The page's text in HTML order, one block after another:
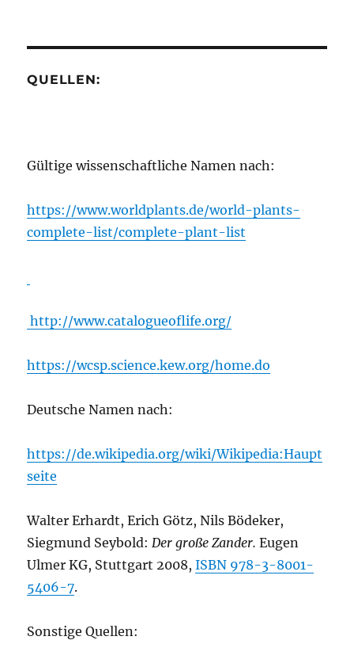
QUELLEN:
Gültige wissenschaftliche Namen nach:
https://www.worldplants.de/world-plants-
complete-list/complete-plant-list
http://www.catalogueoflife.org/
https://wcsp.science.kew.org/home.do
Deutsche Namen nach:
https://de.wikipedia.org/wiki/Wikipedia:Haupt
seite
Walter Erhardt, Erich Götz, Nils Bödeker,
Siegmund Seybold:Der große Zander. Eugen
Ulmer KG, Stuttgart 2008,ISBN 978-3-8001-
5406-7.
Sonstige Quellen: